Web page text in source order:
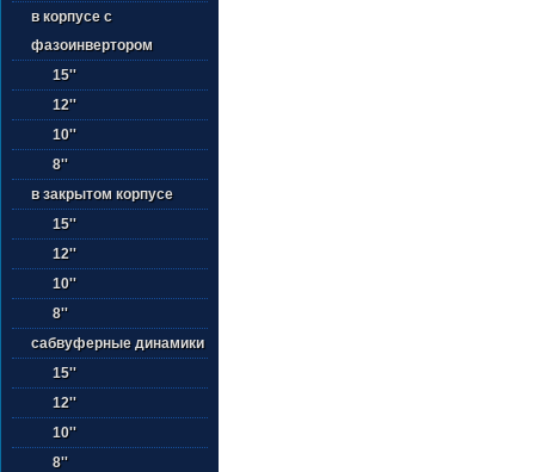
в корпусе с
фазоинвертором
15''
12''
10''
8''
в закрытом корпусе
15''
12''
10''
8''
сабвуферные динамики
15''
12''
10''
8''